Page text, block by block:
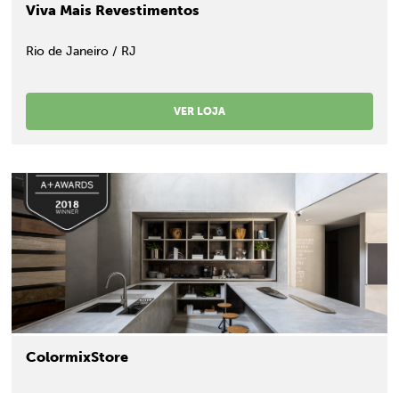
Viva Mais Revestimentos
Rio de Janeiro / RJ
VER LOJA
ColormixStore